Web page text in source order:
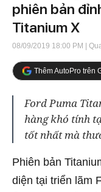
phiên bản
Titanium X
08/09/2019 18:00 PM |
Thêm AutoPro trên
Ford Puma
hàng khó tính
tốt nhất mà
Phiên bản
diện tại triển lãm